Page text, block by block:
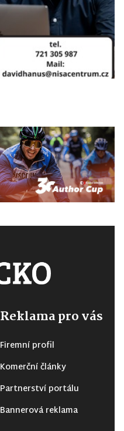
Reklama pro vás
Firemní profil
Komerční články
Partnerství portálu
Bannerová reklama